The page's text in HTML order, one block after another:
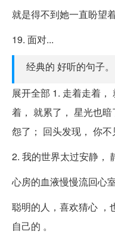
就是得不到她一直盼望着
19. 面对...
经典的 好听的句子。
展开全部 1. 走着走着
着， 就累了， 星光也
怨了； 回头发现， 你不
2. 我的世界太过安静，
心房的血液慢慢流回心
聪明的人，喜欢猜心 ，
自己的 。